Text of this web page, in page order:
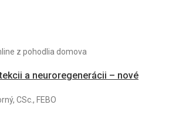
z pohodlia domova
a neuroregenerácii – nové
CSc., FEBO